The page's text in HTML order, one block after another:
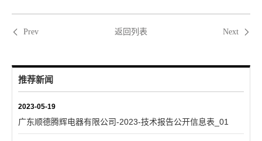
Prev 返回列表 Next
推荐新闻
2023-05-19
广东顺德腾辉电器有限公司-2023-技术报告公开信息表_01